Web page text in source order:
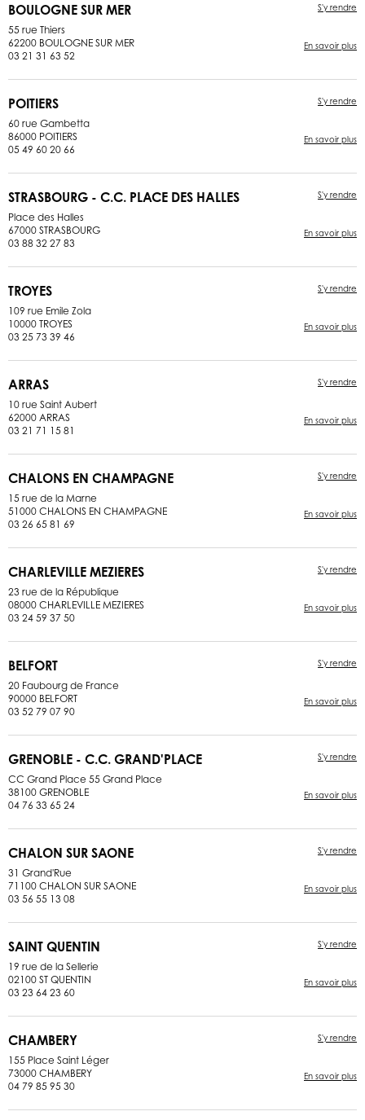
BOULOGNE SUR MER
55 rue Thiers
62200 BOULOGNE SUR MER
03 21 31 63 52
S'y rendre
En savoir plus
POITIERS
60 rue Gambetta
86000 POITIERS
05 49 60 20 66
S'y rendre
En savoir plus
STRASBOURG - C.C. PLACE DES HALLES
Place des Halles
67000 STRASBOURG
03 88 32 27 83
S'y rendre
En savoir plus
TROYES
109 rue Emile Zola
10000 TROYES
03 25 73 39 46
S'y rendre
En savoir plus
ARRAS
10 rue Saint Aubert
62000 ARRAS
03 21 71 15 81
S'y rendre
En savoir plus
CHALONS EN CHAMPAGNE
15 rue de la Marne
51000 CHALONS EN CHAMPAGNE
03 26 65 81 69
S'y rendre
En savoir plus
CHARLEVILLE MEZIERES
23 rue de la République
08000 CHARLEVILLE MEZIERES
03 24 59 37 50
S'y rendre
En savoir plus
BELFORT
20 Faubourg de France
90000 BELFORT
03 52 79 07 90
S'y rendre
En savoir plus
GRENOBLE - C.C. GRAND'PLACE
CC Grand Place 55 Grand Place
38100 GRENOBLE
04 76 33 65 24
S'y rendre
En savoir plus
CHALON SUR SAONE
31 Grand'Rue
71100 CHALON SUR SAONE
03 56 55 13 08
S'y rendre
En savoir plus
SAINT QUENTIN
19 rue de la Sellerie
02100 ST QUENTIN
03 23 64 23 60
S'y rendre
En savoir plus
CHAMBERY
155 Place Saint Léger
73000 CHAMBERY
04 79 85 95 30
S'y rendre
En savoir plus